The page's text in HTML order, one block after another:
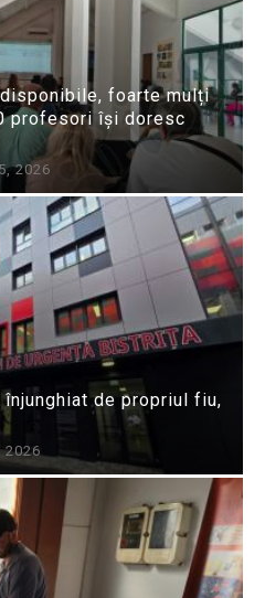
foarte mulți
profesori își doresc
2026
de propriul fiu,
2026